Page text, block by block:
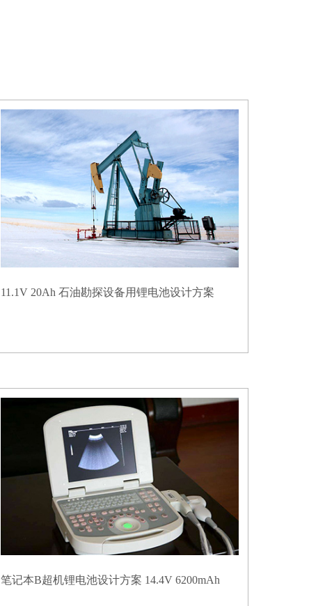
11.1V 20Ah 石油勘探设备用锂电池设计方案
笔记本B超机锂电池设计方案 14.4V 6200mAh